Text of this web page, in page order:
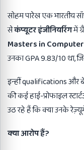
सोहम पारेख एक भारतीय
सेकंप्यूटर इंजीनियरिंगमें
Masters in
उनका GPA 9.83/10 था,
इन्हीं qualifications और
की कई हाई-प्रोफाइल
उठ रहे हैं कि क्या उनके
क्या आरोप हैं?